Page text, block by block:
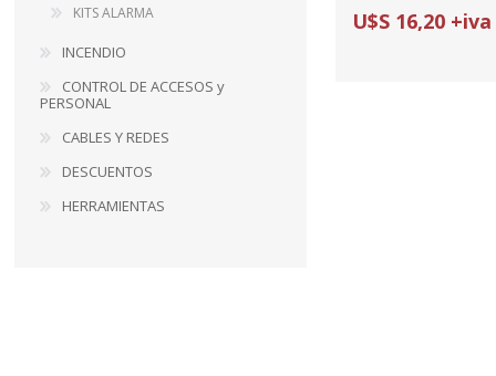
U$S 16,20 +iva
KITS ALARMA
INCENDIO
CONTROL DE ACCESOS y
PERSONAL
CABLES Y REDES
DESCUENTOS
HERRAMIENTAS